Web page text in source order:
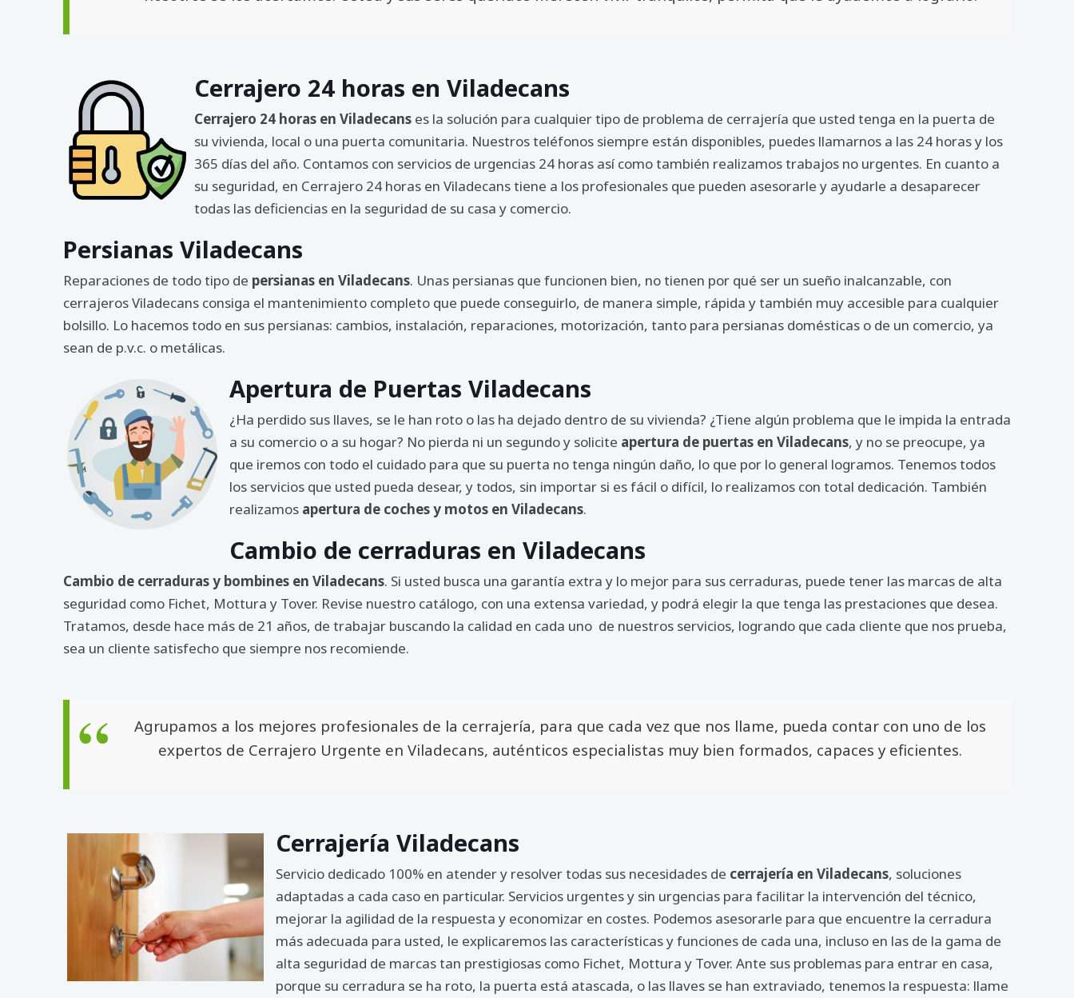
Cerrajero 24 horas en Viladecans
Cerrajero 24 horas en Viladecans es la solución para cualquier tipo de problema de cerrajería que usted tenga en la puerta de
su vivienda, local o una puerta comunitaria. Nuestros teléfonos siempre están disponibles, puedes llamarnos a las 24 horas y los
365 días del año. Contamos con servicios de urgencias 24 horas así como también realizamos trabajos no urgentes. En cuanto a
su seguridad, en Cerrajero 24 horas en Viladecans tiene a los profesionales que pueden asesorarle y ayudarle a desaparecer
todas las deficiencias en la seguridad de su casa y comercio.
Persianas Viladecans
Reparaciones de todo tipo de persianas en Viladecans. Unas persianas que funcionen bien, no tienen por qué ser un sueño inalcanzable, con
cerrajeros Viladecans consiga el mantenimiento completo que puede conseguirlo, de manera simple, rápida y también muy accesible para cualquier
bolsillo. Lo hacemos todo en sus persianas: cambios, instalación, reparaciones, motorización, tanto para persianas domésticas o de un comercio, ya
sean de p.v.c. o metálicas.
Apertura de Puertas Viladecans
¿Ha perdido sus llaves, se le han roto o las ha dejado dentro de su vivienda? ¿Tiene algún problema que le impida la entrada
a su comercio o a su hogar? No pierda ni un segundo y solicite apertura de puertas en Viladecans, y no se preocupe, ya
que iremos con todo el cuidado para que su puerta no tenga ningún daño, lo que por lo general logramos. Tenemos todos
los servicios que usted pueda desear, y todos, sin importar si es fácil o difícil, lo realizamos con total dedicación. También
realizamos apertura de coches y motos en Viladecans.
Cambio de cerraduras en Viladecans
Cambio de cerraduras y bombines en Viladecans. Si usted busca una garantía extra y lo mejor para sus cerraduras, puede tener las marcas de alta
seguridad como Fichet, Mottura y Tover. Revise nuestro catálogo, con una extensa variedad, y podrá elegir la que tenga las prestaciones que desea.
Tratamos, desde hace más de 21 años, de trabajar buscando la calidad en cada uno de nuestros servicios, logrando que cada cliente que nos prueba,
sea un cliente satisfecho que siempre nos recomiende.
Agrupamos a los mejores profesionales de la cerrajería, para que cada vez que nos llame, pueda contar con uno de los
expertos de Cerrajero Urgente en Viladecans, auténticos especialistas muy bien formados, capaces y eficientes.
Cerrajería Viladecans
Servicio dedicado 100% en atender y resolver todas sus necesidades de cerrajería en Viladecans, soluciones
adaptadas a cada caso en particular. Servicios urgentes y sin urgencias para facilitar la intervención del técnico,
mejorar la agilidad de la respuesta y economizar en costes. Podemos asesorarle para que encuentre la cerradura
más adecuada para usted, le explicaremos las características y funciones de cada una, incluso en las de la gama de
alta seguridad de marcas tan prestigiosas como Fichet, Mottura y Tover. Ante sus problemas para entrar en casa,
porque su cerradura se ha roto, la puerta está atascada, o las llaves se han extraviado, tenemos la respuesta: llame